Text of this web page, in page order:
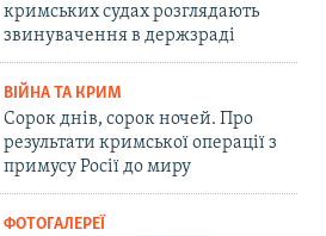
кримських судах розглядають
звинувачення в держзраді
ВІЙНА ТА КРИМ
Сорок днів, сорок ночей. Про
результати кримської операції з
примусу Росії до миру
ФОТОГАЛЕРЕЇ